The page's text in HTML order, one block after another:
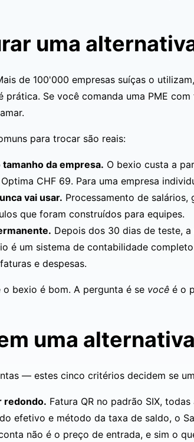
uma
de 100'000 empresas suíças o
prática. Se você comanda uma PME
para trocar são reais:
da empresa. O bexio custa a
CHF 69. Para uma empresa
vai usar. Processamento de
que foram construídos para equipes.
Depois dos 30 dias de teste,
é um sistema de contabilidade
e despesas.
o bexio é bom. A pergunta é se você é o
uma
— estes cinco critérios decidem se
redondo. Fatura QR no padrão SIX, todas
efetivo e método da taxa de saldo, o
não é o preço de entrada, e sim o